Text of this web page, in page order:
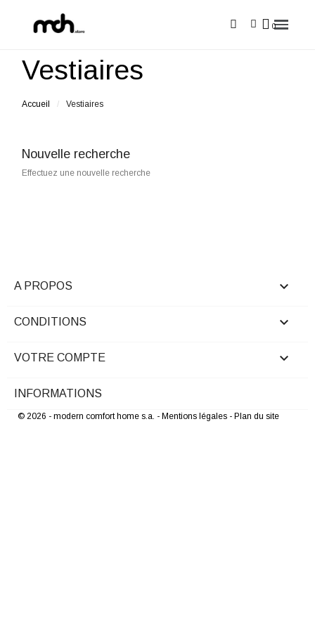
Vestiaires
Accueil Vestiaires
Nouvelle recherche
Effectuez une nouvelle recherche
A PROPOS 
CONDITIONS 
VOTRE COMPTE 
INFORMATIONS
© 2026 - modern comfort home s.a. - Mentions légales - Plan du site